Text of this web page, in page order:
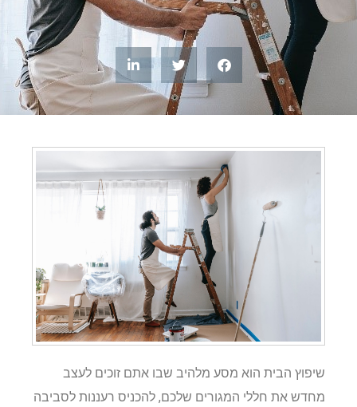
שיפוץ הבית הוא מסע מלהיב שבו אתם זוכים לעצב
מחדש את חללי המגורים שלכם, להכניס רעננות לסביבה